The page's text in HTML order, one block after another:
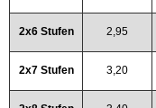
2x6 Stufen 2,95
2x7 Stufen 3,20